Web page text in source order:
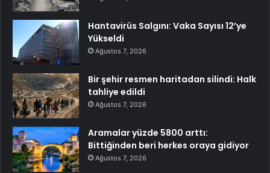
Hantavirüs Salgını: Vaka Sayısı 12’ye
Yükseldi
Ağustos 7, 2026
Bir şehir resmen haritadan silindi: Halk
tahliye edildi
Ağustos 7, 2026
Aramalar yüzde 5800 arttı:
Bittiğinden beri herkes oraya gidiyor
Ağustos 7, 2026